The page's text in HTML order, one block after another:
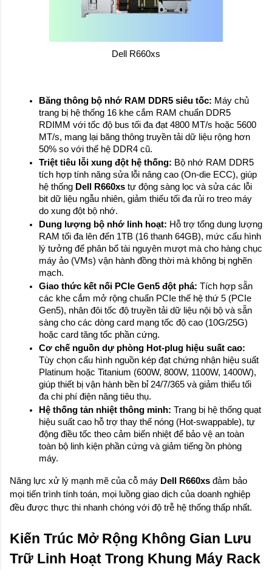
Dell R660xs
Băng thông bộ nhớ RAM DDR5 siêu tốc: Máy chủ
trang bị hệ thống 16 khe cắm RAM chuẩn DDR5
RDIMM với tốc độ bus tối đa đạt 4800 MT/s hoặc 5600
MT/s, mang lại băng thông truyền tải dữ liệu rộng hơn
50% so với thế hệ DDR4 cũ.
Triệt tiêu lỗi xung đột hệ thống: Bộ nhớ RAM DDR5
tích hợp tính năng sửa lỗi nâng cao (On-die ECC), giúp
hệ thống Dell R660xs tự động sàng lọc và sửa các lỗi
bit dữ liệu ngẫu nhiên, giảm thiểu tối đa rủi ro treo máy
do xung đột bộ nhớ.
Dung lượng bộ nhớ linh hoạt: Hỗ trợ tổng dung lượng
RAM tối đa lên đến 1TB (16 thanh 64GB), mức cấu hình
lý tưởng để phân bổ tài nguyên mượt mà cho hàng chục
máy ảo (VMs) vận hành đồng thời mà không bị nghẽn
mạch.
Giao thức kết nối PCIe Gen5 đột phá: Tích hợp sẵn
các khe cắm mở rộng chuẩn PCIe thế hệ thứ 5 (PCIe
Gen5), nhân đôi tốc độ truyền tải dữ liệu nội bộ và sẵn
sàng cho các dòng card mạng tốc độ cao (10G/25G)
hoặc card tăng tốc phần cứng.
Cơ chế nguồn dự phòng Hot-plug hiệu suất cao:
Tùy chọn cấu hình nguồn kép đạt chứng nhận hiệu suất
Platinum hoặc Titanium (600W, 800W, 1100W, 1400W),
giúp thiết bị vận hành bền bỉ 24/7/365 và giảm thiểu tối
đa chi phí điện năng tiêu thụ.
Hệ thống tản nhiệt thông minh: Trang bị hệ thống quạt
hiệu suất cao hỗ trợ thay thế nóng (Hot-swappable), tự
động điều tốc theo cảm biến nhiệt để bảo vệ an toàn
toàn bộ linh kiện phần cứng và giảm tiếng ồn phòng
máy.
Năng lực xử lý mạnh mẽ của cỗ máy Dell R660xs đảm bảo
mọi tiến trình tính toán, mọi luồng giao dịch của doanh nghiệp
đều được thực thi nhanh chóng với độ trễ hệ thống thấp nhất.
Kiến Trúc Mở Rộng Không Gian Lưu
Trữ Linh Hoạt Trong Khung Máy Rack